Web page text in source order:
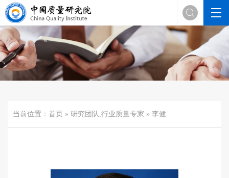

当前位置： 首页 » 研究团队,行业质量专家 » 李健